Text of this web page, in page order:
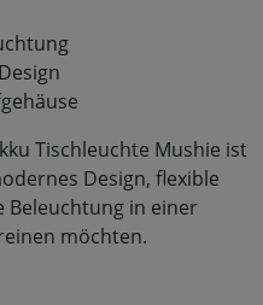
Tischleuchte Mushie ist
Design, flexible
Beleuchtung in einer
möchten.